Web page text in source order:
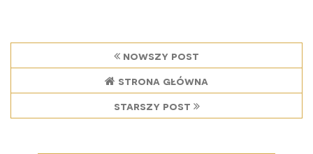
nowszy post
strona główna
starszy post